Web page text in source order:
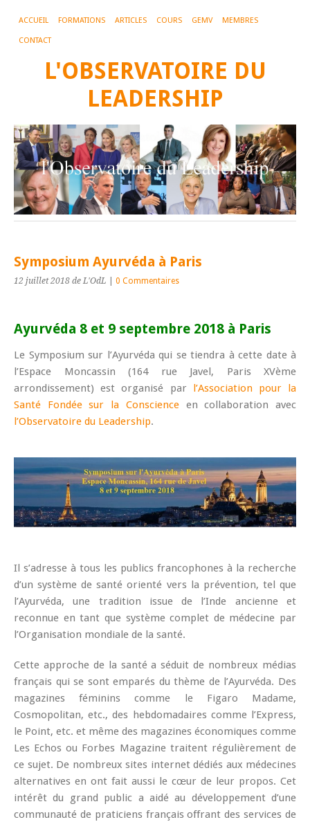
ACCUEIL FORMATIONS ARTICLES COURS GEMV MEMBRES
CONTACT
L'OBSERVATOIRE DU
LEADERSHIP
Symposium Ayurvéda à Paris
12 juillet 2018 de L'OdL 0 Commentaires
Ayurvéda 8 et 9 septembre 2018 à Paris
Le Symposium sur l’Ayurvéda qui se tiendra à cette date à
l’Espace Moncassin (164 rue Javel, Paris XVème
arrondissement) est organisé par l’Association pour la
Santé Fondée sur la Conscienceen collaboration avec
l’Observatoire du Leadership.
Il s’adresse à tous les publics francophones à la recherche
d’un système de santé orienté vers la prévention, tel que
l’Ayurvéda, une tradition issue de l’Inde ancienne et
reconnue en tant que système complet de médecine par
l’Organisation mondiale de la santé.
Cette approche de la santé a séduit de nombreux médias
français qui se sont emparés du thème de l’Ayurvéda. Des
magazines féminins comme le Figaro Madame,
Cosmopolitan, etc., des hebdomadaires comme l’Express,
le Point, etc. et même des magazines économiques comme
Les Echos ou Forbes Magazine traitent régulièrement de
ce sujet. De nombreux sites internet dédiés aux médecines
alternatives en ont fait aussi le cœur de leur propos. Cet
intérêt du grand public a aidé au développement d’une
communauté de praticiens français offrant des services de